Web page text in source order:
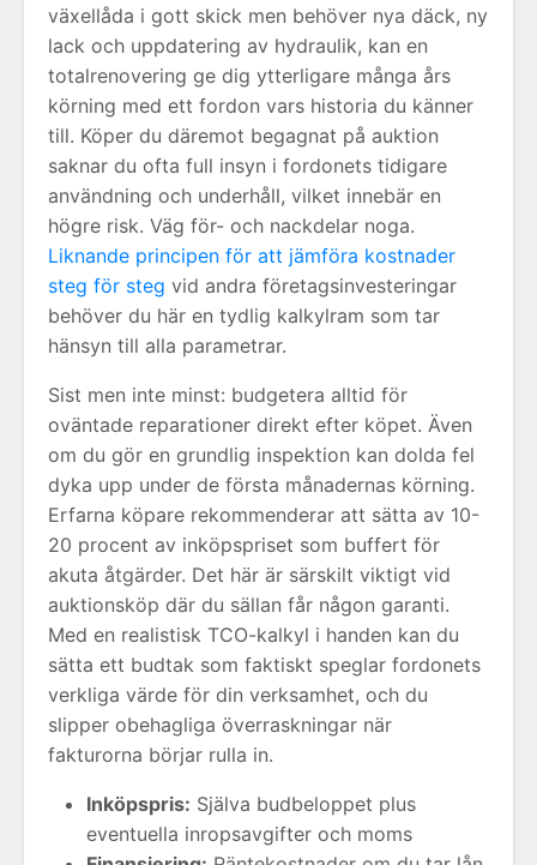
växellåda i gott skick men behöver nya däck, ny
lack och uppdatering av hydraulik, kan en
totalrenovering ge dig ytterligare många års
körning med ett fordon vars historia du känner
till. Köper du däremot begagnat på auktion
saknar du ofta full insyn i fordonets tidigare
användning och underhåll, vilket innebär en
högre risk. Väg för- och nackdelar noga.
Liknande principen för att jämföra kostnader
steg för steg vid andra företagsinvesteringar
behöver du här en tydlig kalkylram som tar
hänsyn till alla parametrar.
Sist men inte minst: budgetera alltid för
oväntade reparationer direkt efter köpet. Även
om du gör en grundlig inspektion kan dolda fel
dyka upp under de första månadernas körning.
Erfarna köpare rekommenderar att sätta av 10-
20 procent av inköpspriset som buffert för
akuta åtgärder. Det här är särskilt viktigt vid
auktionsköp där du sällan får någon garanti.
Med en realistisk TCO-kalkyl i handen kan du
sätta ett budtak som faktiskt speglar fordonets
verkliga värde för din verksamhet, och du
slipper obehagliga överraskningar när
fakturorna börjar rulla in.
Inköpspris: Själva budbeloppet plus
eventuella inropsavgifter och moms